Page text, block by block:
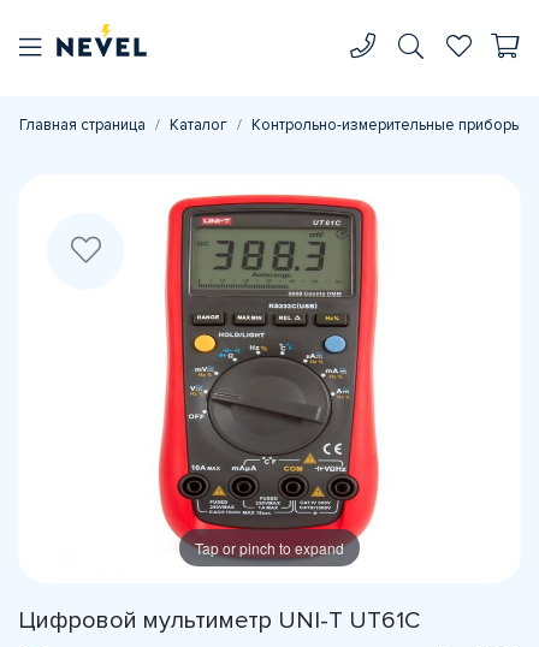
Главная страница Каталог Контрольно-измерительные приборы
Tap or pinch to expand
Цифровой мультиметр UNI-T UT61C